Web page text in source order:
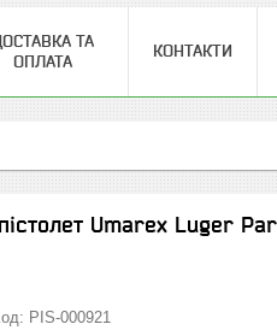
ТА
ОПЛАТА
КОНТАКТИ
Umarex Luger
PIS-000921